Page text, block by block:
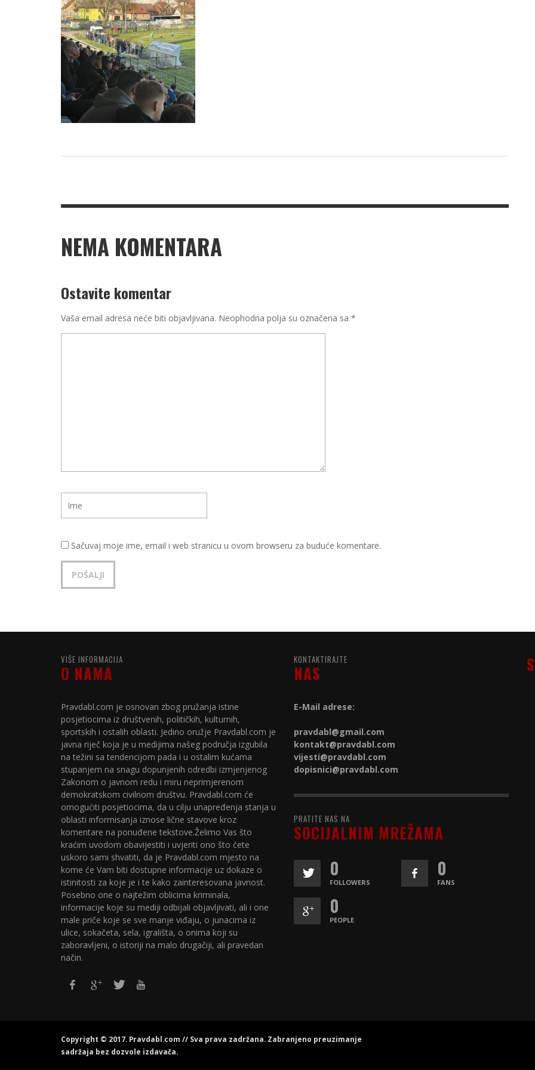
NEMA KOMENTARA
Ostavite komentar
Vaša email adresa neće biti objavljivana. Neophodna polja su označena sa *
Sačuvaj moje ime, email i web stranicu u ovom browseru za buduće komentare.
VIŠE INFORMACIJA
O NAMA
Pravdabl.com je osnovan zbog pružanja istine
posjetiocima iz društvenih, političkih, kulturnih,
sportskih i ostalih oblasti. Jedino oružje Pravdabl.com je
javna riječ koja je u medijima našeg područja izgubila
na težini sa tendencijom pada i u ostalim kućama
stupanjem na snagu dopunjenih odredbi izmjenjenog
Zakonom o javnom redu i miru neprimjerenom
demokratskom civilnom društvu. Pravdabl.com će
omogućiti posjetiocima, da u cilju unapređenja stanja u
oblasti informisanja iznose lične stavove kroz
komentare na ponuđene tekstove.Želimo Vas što
kraćim uvodom obavijestiti i uvjeriti ono što ćete
uskoro sami shvatiti, da je Pravdabl.com mjesto na
kome će Vam biti dostupne informacije uz dokaze o
istinitosti za koje je i te kako zainteresovana javnost.
Posebno one o najtežim oblicima kriminala,
informacije koje su mediji odbijali objavljivati, ali i one
male priče koje se sve manje viđaju, o junacima iz
ulice, sokačeta, sela, igrališta, o onima koji su
zaboravljeni, o istoriji na malo drugačiji, ali pravedan
način.
KONTAKTIRAJTE
NAS
E-Mail adrese:
pravdabl@gmail.com
kontakt@pravdabl.com
vijesti@pravdabl.com
dopisnici@pravdabl.com
PRATITE NAS NA
SOCIJALNIM MREŽAMA
0
FOLLOWERS
0
FANS
0
PEOPLE
Copyright © 2017. Pravdabl.com // Sva prava zadržana. Zabranjeno preuzimanje
sadržaja bez dozvole izdavača.